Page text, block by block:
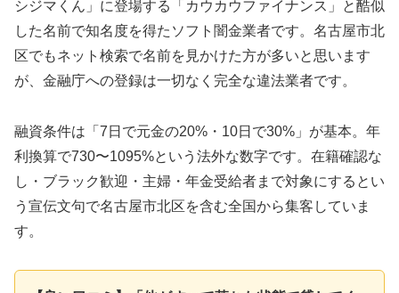
シジマくん」に登場する「カウカウファイナンス」と酷似
した名前で知名度を得たソフト闇金業者です。名古屋市北
区でもネット検索で名前を見かけた方が多いと思います
が、金融庁への登録は一切なく完全な違法業者です。
融資条件は「7日で元金の20%・10日で30%」が基本。年
利換算で730〜1095%という法外な数字です。在籍確認な
し・ブラック歓迎・主婦・年金受給者まで対象にするとい
う宣伝文句で名古屋市北区を含む全国から集客していま
す。